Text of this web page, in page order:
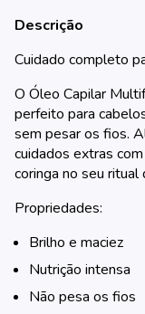
Descrição
Cuidado completo
O Óleo Capilar
perfeito para
sem pesar os fios.
cuidados extras
coringa no seu ritual
Propriedades:
Brilho e maciez
Nutrição intensa
Não pesa os fios